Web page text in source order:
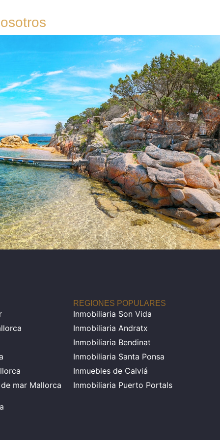
mar Mallorca
REGIONES POPULARES
Inmobiliaria Son Vida
Inmobiliaria Andratx
Inmobiliaria Bendinat
Inmobiliaria Santa Ponsa
Inmuebles de Calviá
Inmobiliaria Puerto Portals